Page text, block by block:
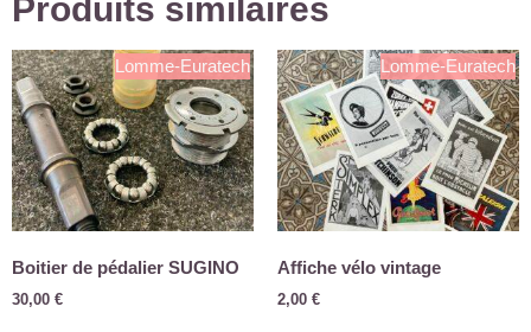
Produits similaires
Lomme-Euratech
Boitier de pédalier SUGINO
30,00 €
Lomme-Euratech
Affiche vélo vintage
2,00 €